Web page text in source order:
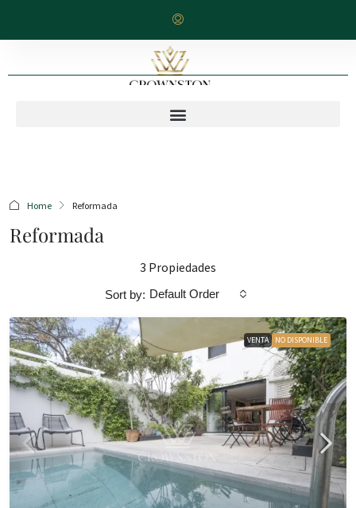
Home Reformada
Reformada
3 Propiedades
Sort by: Default Order
VENTA NO DISPONIBLE